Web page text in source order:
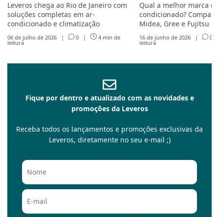
Leveros chega ao Rio de Janeiro com
soluções completas em ar-
condicionado e climatização
06 de julho de 2026 | 0 | 4 min de
leitura
Qual a melhor marca
condicionado?
Midea, Gree e Fujitsu
16 de junho de 2026 | 0
leitura
Fique por dentro e atualizado com as novidades e
promoções da Leveros
Receba todos os lançamentos e promoções exclusivas da
Leveros, diretamente no seu e-mail ;)